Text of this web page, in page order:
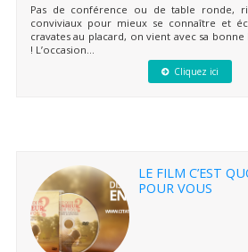
Pas de conférence ou de table ronde,
conviviaux pour mieux se connaître et
cravates au placard, on vient avec sa
! L’occasion...
Cliquez ici
LE FILM C’EST
POUR VOUS